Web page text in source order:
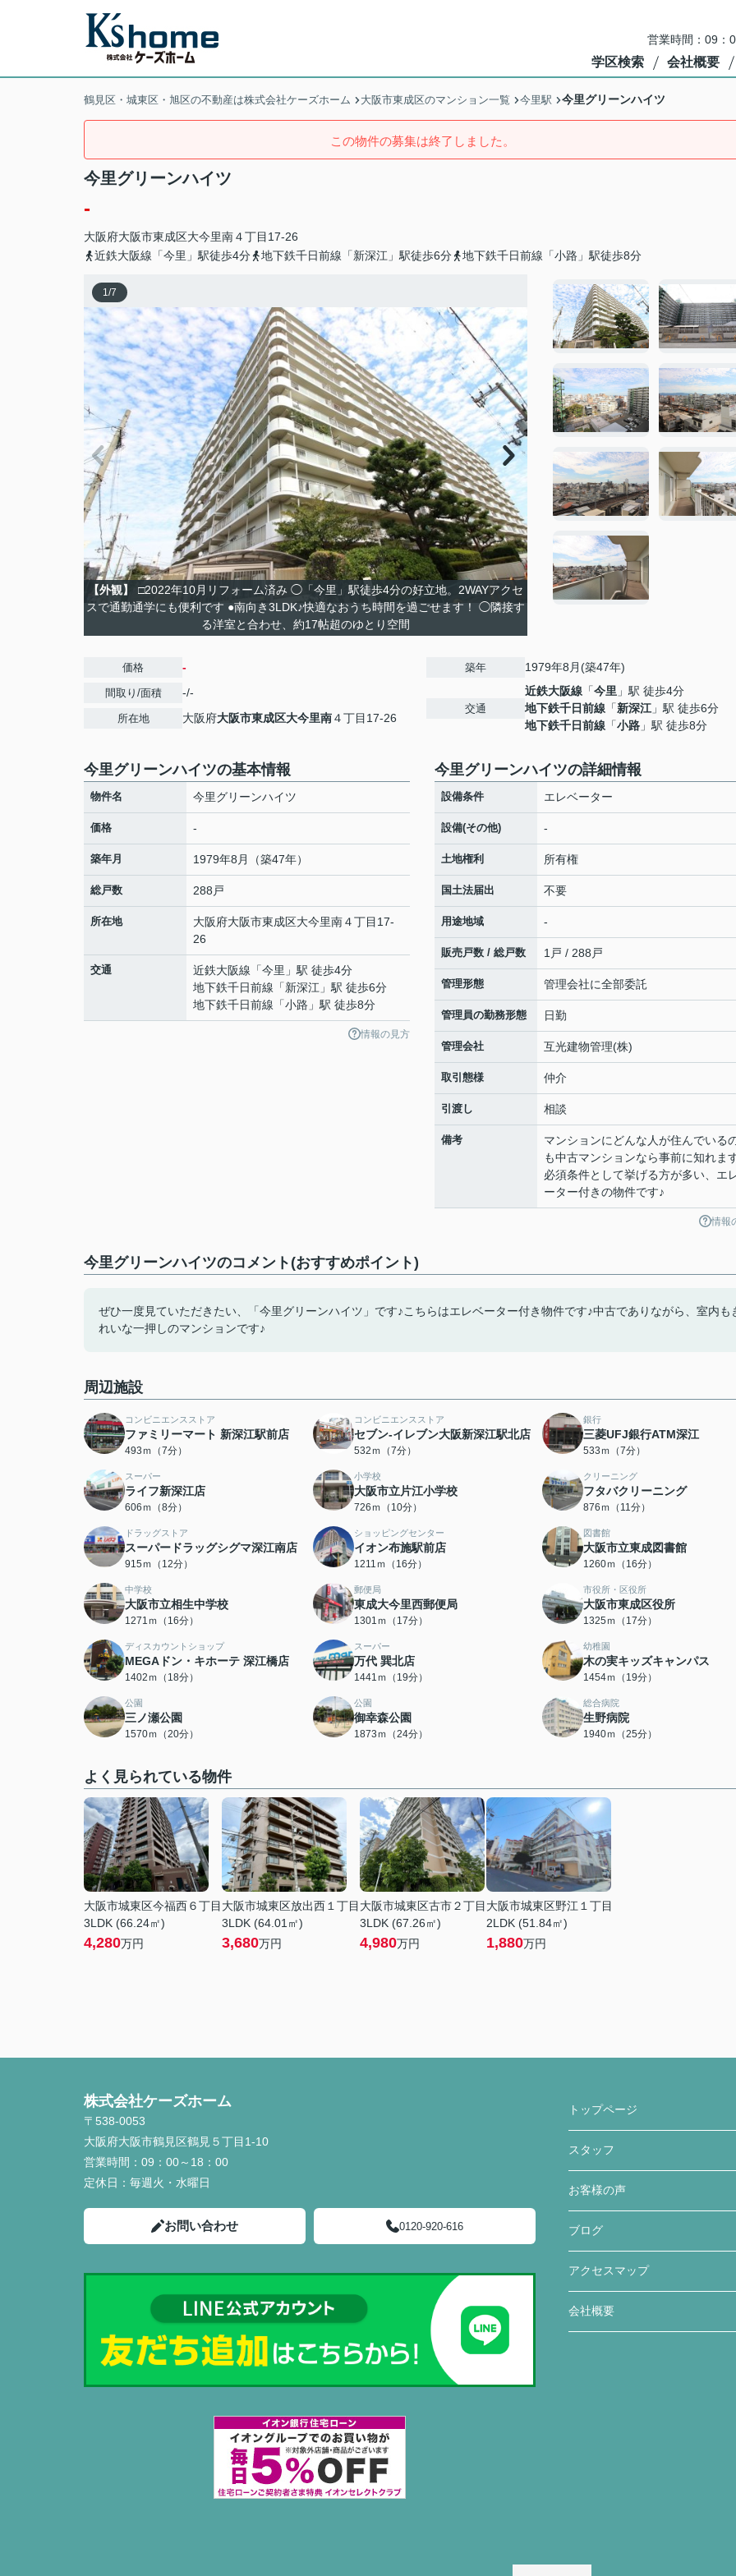
営業時間：09：
学区検索 会社概要
鶴見区・城東区・旭区の不動産は株式会社ケーズホーム 大阪市東成区のマンション一覧 今里駅 今里グリーンハイツ
この物件の募集は終了しました。
今里グリーンハイツ
-
大阪府大阪市東成区大今里南４丁目17-26
近鉄大阪線「今里」駅徒歩4分
地下鉄千日前線「新深江」駅徒歩6分 地下鉄千日前線「小路」駅徒歩8分
1/7
【外観】
□2022年10月リフォーム済み ◯「今里」駅徒歩4分の好立地。2WAYアクセ
スで通勤通学にも便利です ●南向き3LDK♪快適なおうち時間を過ごせます！ ◯隣接す
る洋室と合わせ、約17帖超のゆとり空間
価格 -
間取り/面積 -/-
所在地 大阪府大阪市東成区大今里南４丁目17-26
築年 1979年8月(築47年)
交通
近鉄大阪線 「今里 」駅 徒歩4分
地下鉄千日前線 「新深江 」駅 徒歩6分
地下鉄千日前線 「小路 」駅 徒歩8分
今里グリーンハイツの基本情報
物件名 今里グリーンハイツ
価格 -
築年月 1979年8月（築47年）
総戸数 288戸
所在地 大阪府大阪市東成区大今里南４丁目17-
26
交通 近鉄大阪線 「今里 」駅 徒歩4分
地下鉄千日前線 「新深江 」駅 徒歩6分
地下鉄千日前線 「小路 」駅 徒歩8分
情報の見方
今里グリーンハイツの詳細情報
設備条件 エレベーター
設備(その他) -
土地権利 所有権
国土法届出 不要
用途地域 -
販売戸数 / 総戸数 1戸 / 288戸
管理形態 管理会社に全部委託
管理員の勤務形態 日勤
管理会社 互光建物管理(株)
取引態様 仲介
引渡し 相談
備考
マンションにどんな人が住んでいる
も中古マンションなら事前に知れま
必須条件として挙げる方が多い、エ
ーター付きの物件です♪
情報
今里グリーンハイツのコメント(おすすめポイント)
ぜひ一度見ていただきたい、「今里グリーンハイツ」です♪こちらはエレベーター付き物件です♪中古でありながら、室内も
れいな一押しのマンションです♪
周辺施設
コンビニエンスストア
ファミリーマート 新深江駅前店
493ｍ（7分）
コンビニエンスストア
セブン-イレブン大阪新深江駅北店
532ｍ（7分）
銀行
三菱UFJ銀行ATM深江
533ｍ（7分）
スーパー
ライフ新深江店
606ｍ（8分）
小学校
大阪市立片江小学校
726ｍ（10分）
クリーニング
フタバクリーニング
876ｍ（11分）
ドラッグストア
スーパードラッグシグマ深江南店
915ｍ（12分）
ショッピングセンター
イオン布施駅前店
1211ｍ（16分）
図書館
大阪市立東成図書館
1260ｍ（16分）
中学校
大阪市立相生中学校
1271ｍ（16分）
郵便局
東成大今里西郵便局
1301ｍ（17分）
市役所・区役所
大阪市東成区役所
1325ｍ（17分）
ディスカウントショップ
MEGAドン・キホーテ 深江橋店
1402ｍ（18分）
スーパー
万代 巽北店
1441ｍ（19分）
幼稚園
木の実キッズキャンパス
1454ｍ（19分）
公園
三ノ瀬公園
1570ｍ（20分）
公園
御幸森公園
1873ｍ（24分）
総合病院
生野病院
1940ｍ（25分）
よく見られている物件
大阪市城東区今福西６丁目
3LDK (66.24㎡)
4,280万円
大阪市城東区放出西１丁目
3LDK (64.01㎡)
3,680万円
大阪市城東区古市２丁目
3LDK (67.26㎡)
4,980万円
大阪市城東区野江１丁目
2LDK (51.84㎡)
1,880万円
株式会社ケーズホーム
〒538-0053
大阪府大阪市鶴見区鶴見５丁目1-10
営業時間： 09：00～18：00
定休日： 毎週火・水曜日
お問い合わせ 0120-920-616
トップページ
スタッフ
お客様の声
ブログ
アクセスマップ
会社概要